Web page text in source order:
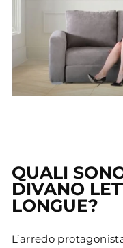
QUALI
DIVANO
LONGUE?
L’arredo